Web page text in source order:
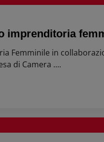
imprenditoria
Femminile in
di Camera ....